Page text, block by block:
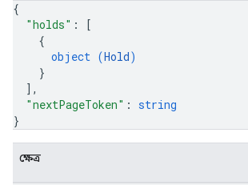
{
"holds" :
[
{
object (Hold)
}
] ,
"nextPageToken" : string
}
ক্ষেত্র